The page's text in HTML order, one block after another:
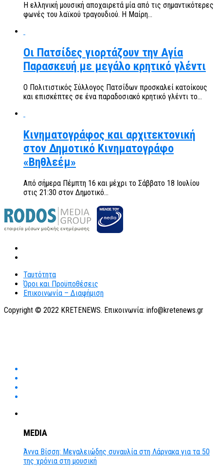
Η ελληνική μουσική αποχαιρετά μία από τις σημαντικότερες
φωνές του λαϊκού τραγουδιού. Η Μαίρη...
Οι Πατσίδες γιορτάζουν την Αγία
Παρασκευή με μεγάλο κρητικό γλέντι
Ο Πολιτιστικός Σύλλογος Πατσίδων προσκαλεί κατοίκους
και επισκέπτες σε ένα παραδοσιακό κρητικό γλέντι το...
Κινηματογράφος και αρχιτεκτονική
στον Δημοτικό Κινηματογράφο
«Βηθλεέμ»
Από σήμερα Πέμπτη 16 και μέχρι το Σάββατο 18 Ιουλίου
στις 21:30 στον Δημοτικό...
Ταυτότητα
Όροι και Προϋποθέσεις
Επικοινωνία – Διαφήμιση
Copyright © 2022 KRETENEWS. Επικοινωνία: info@kretenews.gr
MEDIA
Άννα Βίσση: Μεγαλειώδης συναυλία στη Λάρνακα για τα 50
της χρόνια στη μουσική